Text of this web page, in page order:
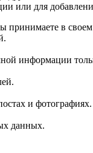
или для
принимаете в
информации
и фотографиях.
данных.